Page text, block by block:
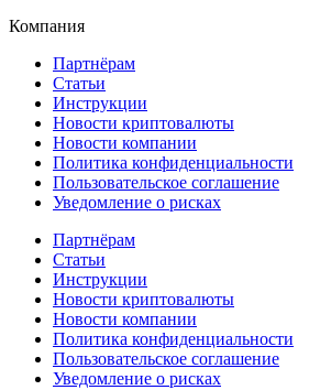
Компания
Партнёрам
Статьи
Инструкции
Новости криптовалюты
Новости компании
Политика конфиденциальности
Пользовательское соглашение
Уведомление о рисках
Партнёрам
Статьи
Инструкции
Новости криптовалюты
Новости компании
Политика конфиденциальности
Пользовательское соглашение
Уведомление о рисках